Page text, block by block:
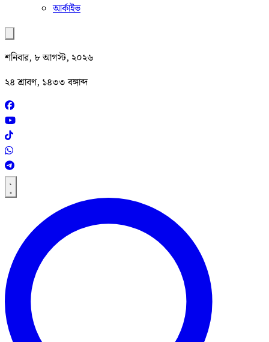
আর্কাইভ
শনিবার, ৮ আগস্ট, ২০২৬
২৪ শ্রাবণ, ১৪৩৩ বঙ্গাব্দ